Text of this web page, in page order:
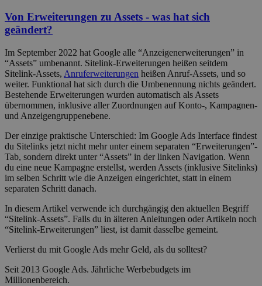
Von Erweiterungen zu Assets - was hat sich
geändert?
Im September 2022 hat Google alle “Anzeigenerweiterungen” in
“Assets” umbenannt. Sitelink-Erweiterungen heißen seitdem
Sitelink-Assets, Anruferweiterungen heißen Anruf-Assets, und so
weiter. Funktional hat sich durch die Umbenennung nichts geändert.
Bestehende Erweiterungen wurden automatisch als Assets
übernommen, inklusive aller Zuordnungen auf Konto-, Kampagnen-
und Anzeigengruppenebene.
Der einzige praktische Unterschied: Im Google Ads Interface findest
du Sitelinks jetzt nicht mehr unter einem separaten “Erweiterungen”-
Tab, sondern direkt unter “Assets” in der linken Navigation. Wenn
du eine neue Kampagne erstellst, werden Assets (inklusive Sitelinks)
im selben Schritt wie die Anzeigen eingerichtet, statt in einem
separaten Schritt danach.
In diesem Artikel verwende ich durchgängig den aktuellen Begriff
“Sitelink-Assets”. Falls du in älteren Anleitungen oder Artikeln noch
“Sitelink-Erweiterungen” liest, ist damit dasselbe gemeint.
Verlierst du mit Google Ads mehr Geld, als du solltest?
Seit 2013 Google Ads. Jährliche Werbebudgets im
Millionenbereich.